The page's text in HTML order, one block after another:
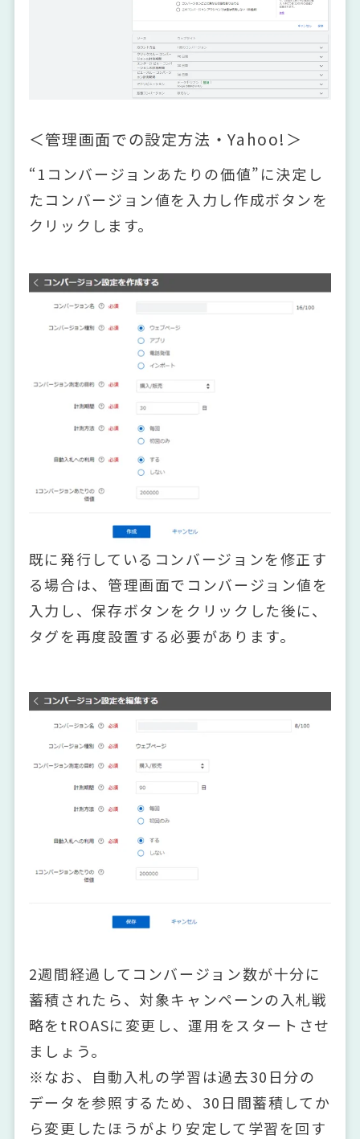
＜管理画面での設定方法・Yahoo!＞
“1コンバージョンあたりの価値”に決定し
たコンバージョン値を入力し作成ボタンを
クリックします。
既に発行しているコンバージョンを修正す
る場合は、管理画面でコンバージョン値を
入力し、保存ボタンをクリックした後に、
タグを再度設置する必要があります。
2週間経過してコンバージョン数が十分に
蓄積されたら、対象キャンペーンの入札戦
略をtROASに変更し、運用をスタートさせ
ましょう。
※なお、自動入札の学習は過去30日分の
データを参照するため、30日間蓄積してか
ら変更したほうがより安定して学習を回す